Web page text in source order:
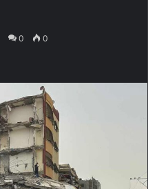
0 0